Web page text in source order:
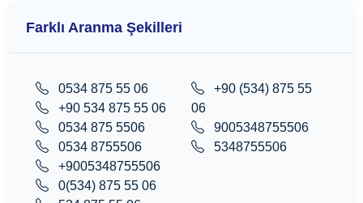
Farklı Aranma Şekilleri
0534 875 55 06
+90 534 875 55 06
0534 875 5506
0534 8755506
+90 (534) 875 55
06
9005348755506
5348755506
+9005348755506
0(534) 875 55 06